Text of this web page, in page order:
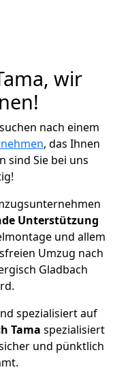
wir
nach einem
, das Ihnen
sind Sie bei uns
Unterstützung
und allem
Umzug nach
Gladbach
spezialisiert auf
Tama spezialisiert
und pünktlich